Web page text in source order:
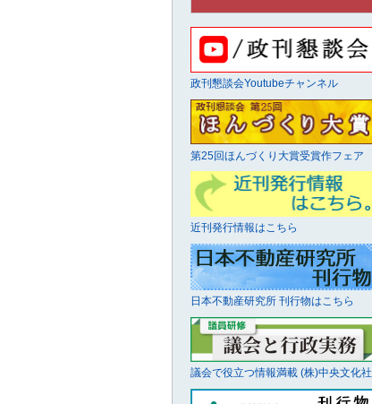
政刊懇談会Youtubeチャンネル
第25回ほんづくり大賞受賞作フェア
近刊発行情報はこちら
日本不動産研究所 刊行物はこちら
議会で役立つ情報満載 (株)中央文化社